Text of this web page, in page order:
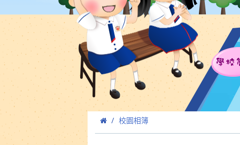
學校
校園相簿